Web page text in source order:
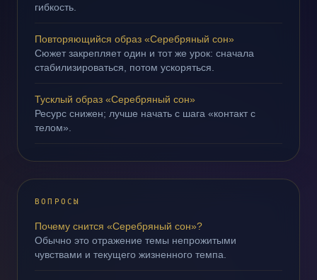
гибкость.
Повторяющийся образ «Серебряный сон»
Сюжет закрепляет один и тот же урок: сначала
стабилизироваться, потом ускоряться.
Тусклый образ «Серебряный сон»
Ресурс снижен; лучше начать с шага «контакт с
телом».
ВОПРОСЫ
Почему снится «Серебряный сон»?
Обычно это отражение темы непрожитыми
чувствами и текущего жизненного темпа.